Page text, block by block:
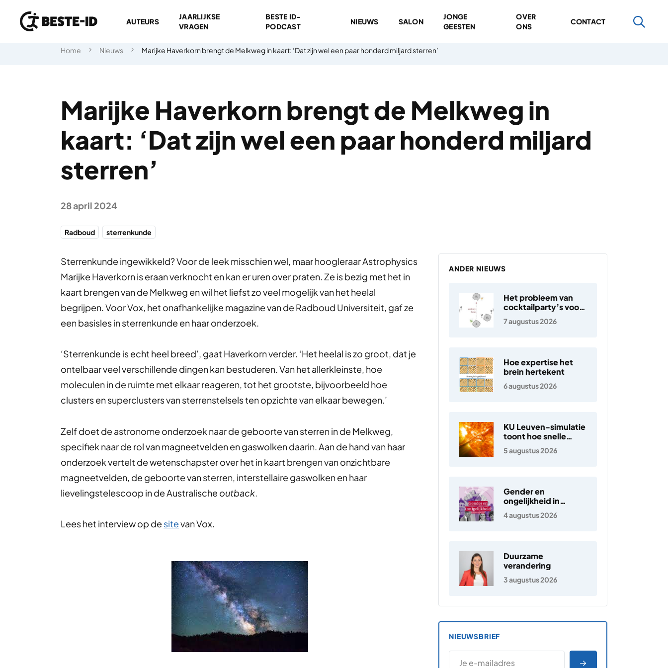
Ga naar inhoud
AUTEURS
JAARLIJKSE
VRAGEN
BESTE ID-
PODCAST
NIEUWS SALON
JONGE
GEESTEN
OVER
ONS
CONTACT
Home Nieuws Marijke Haverkorn brengt de Melkweg in kaart: ‘Dat zijn wel een paar honderd miljard sterren’
Marijke Haverkorn brengt de Melkweg in
kaart: ‘Dat zijn wel een paar honderd miljard
sterren’
28 april 2024
Radboud sterrenkunde
Sterrenkunde ingewikkeld? Voor de leek misschien wel, maar hoogleraar Astrophysics
Marijke Haverkorn is eraan verknocht en kan er uren over praten. Ze is bezig met het in
kaart brengen van de Melkweg en wil het liefst zo veel mogelijk van het heelal
begrijpen. Voor Vox, het onafhankelijke magazine van de Radboud Universiteit, gaf ze
een basisles in sterrenkunde en haar onderzoek.
‘Sterrenkunde is echt heel breed’, gaat Haverkorn verder. ‘Het heelal is zo groot, dat je
ontelbaar veel verschillende dingen kan bestuderen. Van het allerkleinste, hoe
moleculen in de ruimte met elkaar reageren, tot het grootste, bijvoorbeeld hoe
clusters en superclusters van sterrenstelsels ten opzichte van elkaar bewegen.’
Zelf doet de astronome onderzoek naar de geboorte van sterren in de Melkweg,
specifiek naar de rol van magneetvelden en gaswolken daarin. Aan de hand van haar
onderzoek vertelt de wetenschapster over het in kaart brengen van onzichtbare
magneetvelden, de geboorte van sterren, interstellaire gaswolken en haar
lievelingstelescoop in de Australische outback.
Lees het interview op de sitevan Vox.
ANDER NIEUWS
Het probleem van
cocktailparty’s voor
hoortoestellen
7 augustus 2026
Hoe expertise het
brein hertekent
6 augustus 2026
KU Leuven-simulatie
toont hoe snelle
elektronen in de
zonnewind ontstaan
5 augustus 2026
Gender en
ongelijkheid in
Nederland
4 augustus 2026
Duurzame
verandering
3 augustus 2026
NIEUWSBRIEF
E-MAILADRES
*
AANMELDEN